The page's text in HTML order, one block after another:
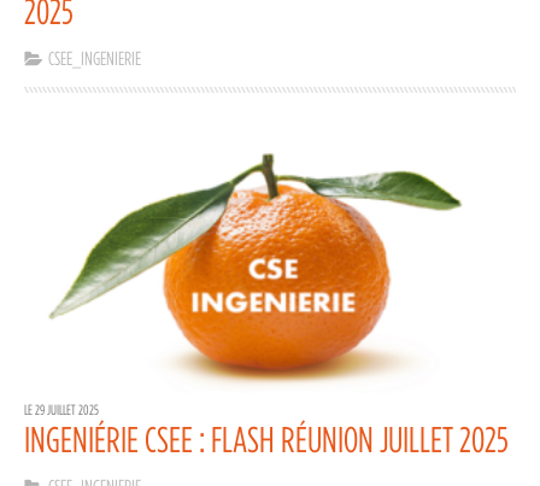
2025
CSEE_INGENIERIE
LE 29 JUILLET 2025
INGENIÉRIE CSEE : FLASH RÉUNION JUILLET 2025